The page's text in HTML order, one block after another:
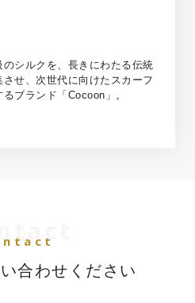
のシルクを、長きにわたる伝統
せ、次世代に向けたスカーフ
ブランド「Cocoon」。
合わせください